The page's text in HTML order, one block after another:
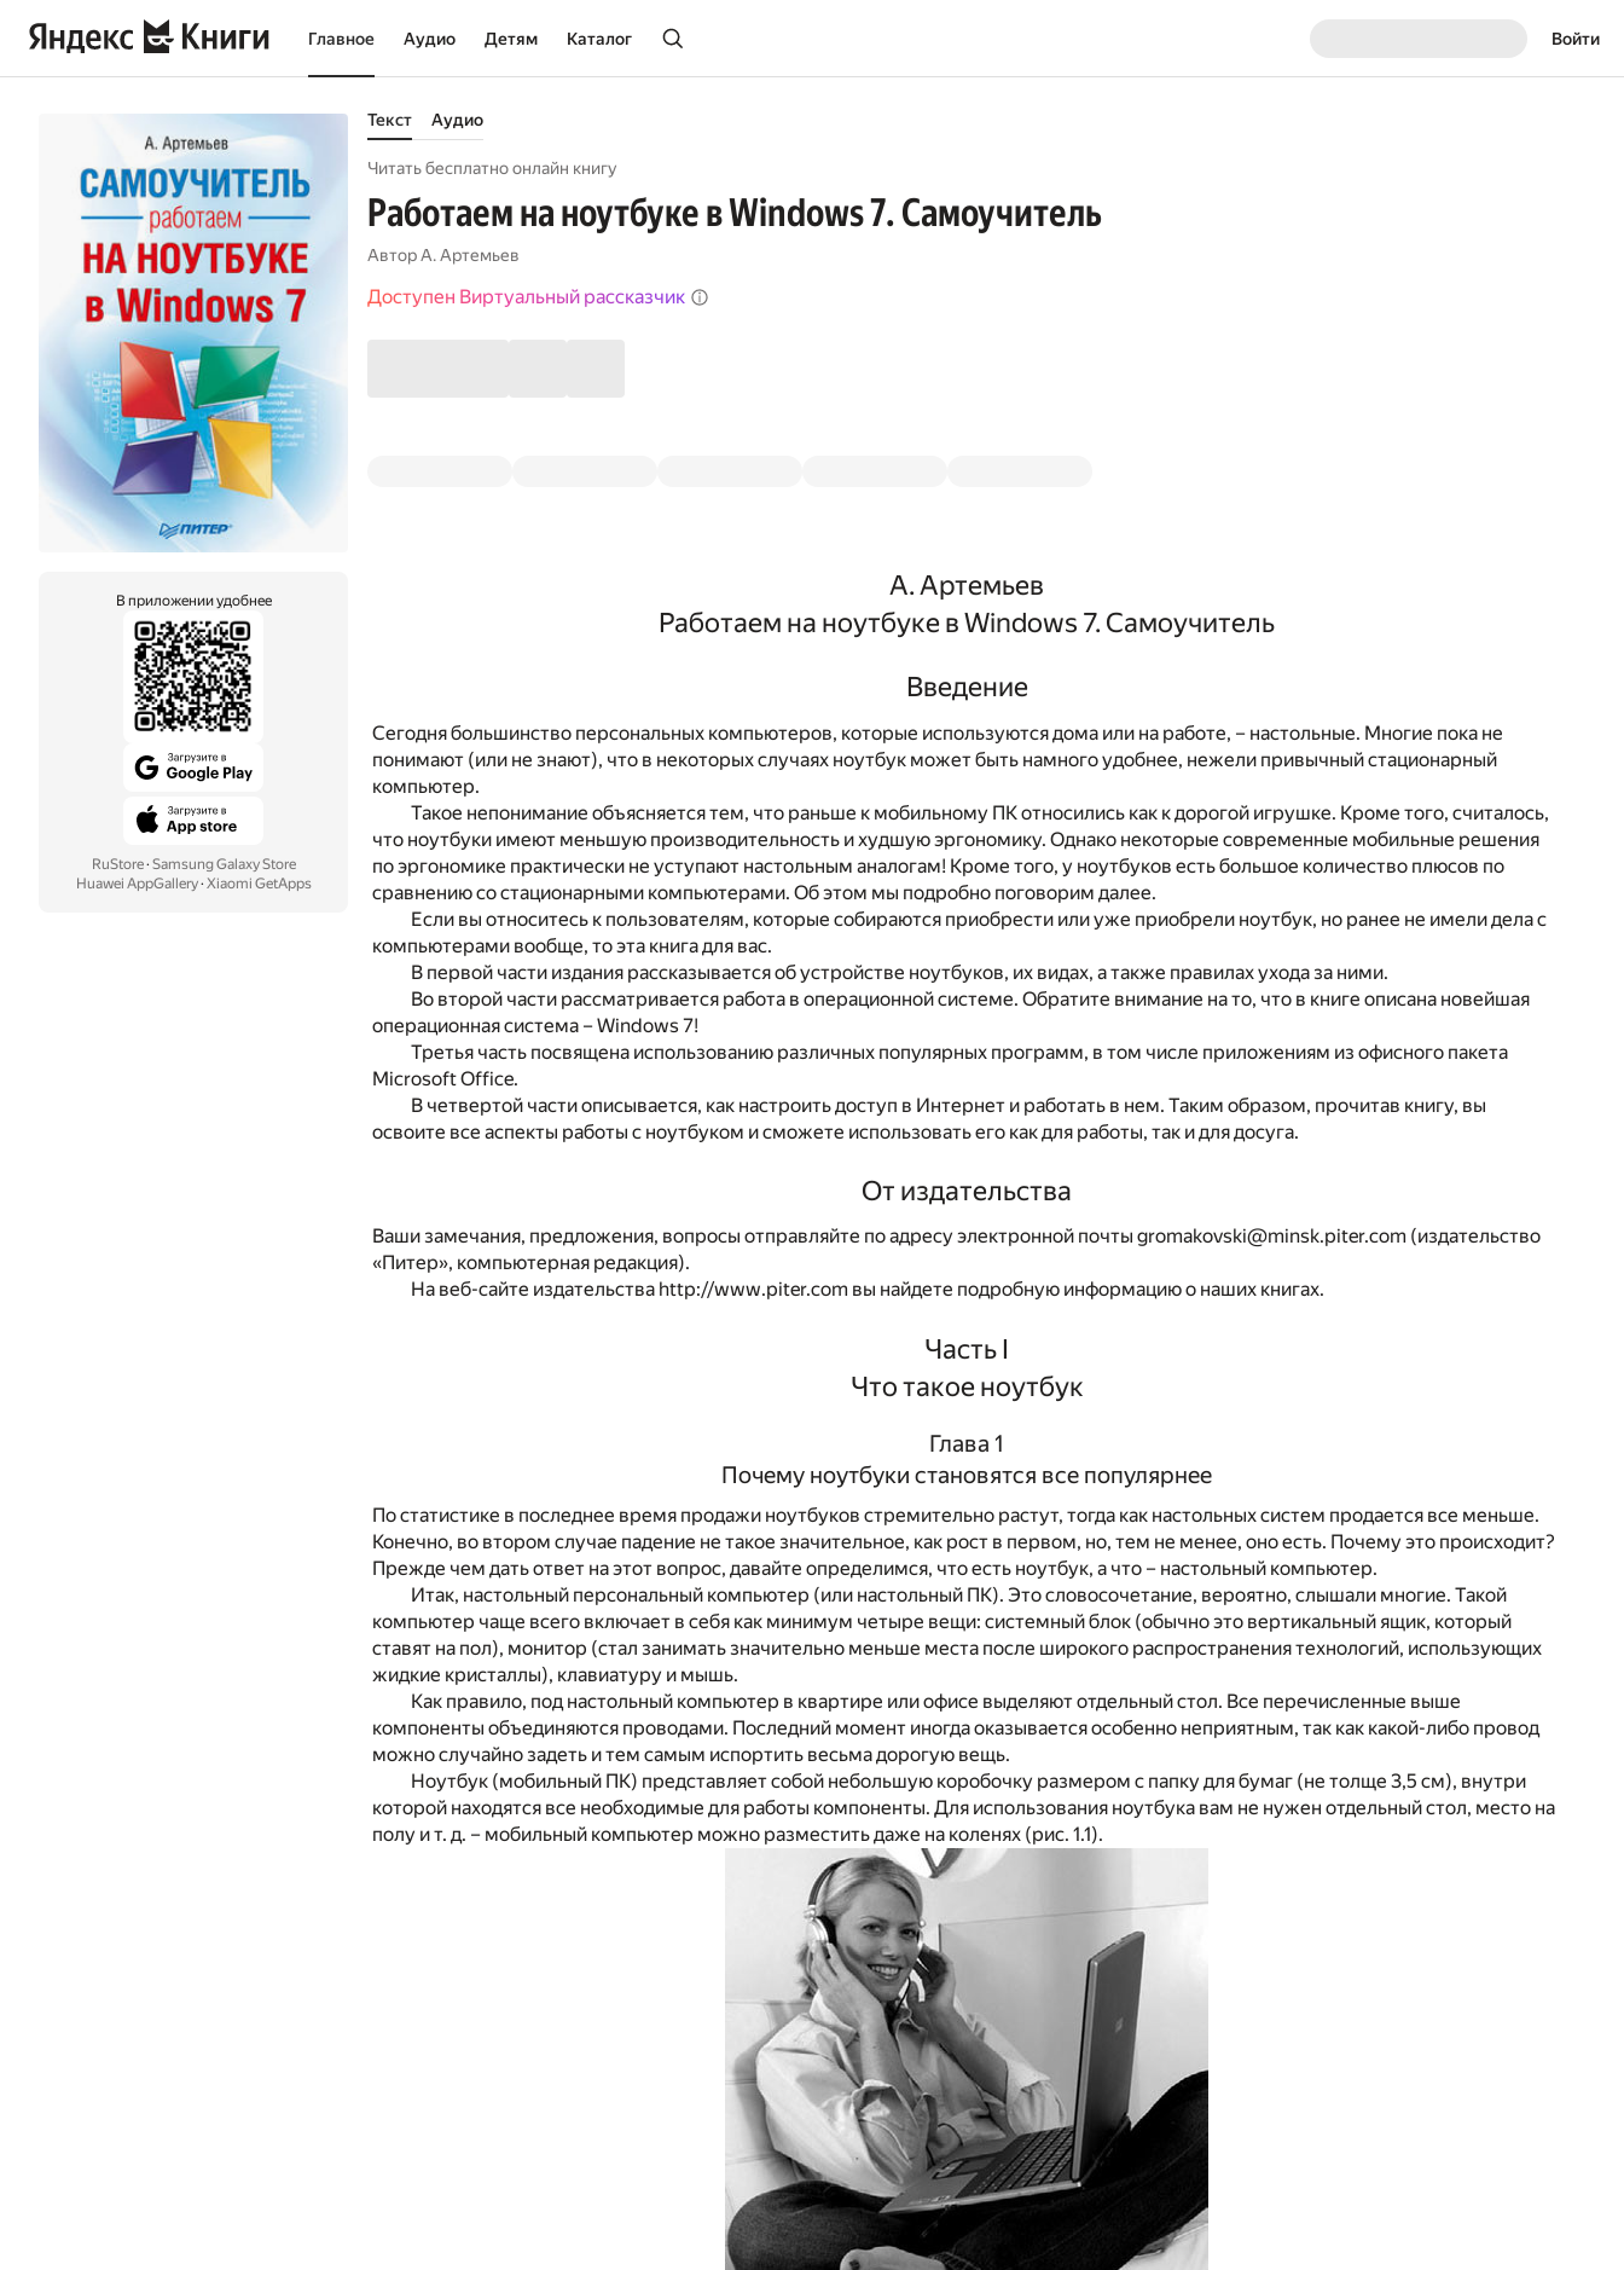
Главное Аудио Детям Каталог Войти
В приложении удобнее
RuStore· Samsung Galaxy Store
Huawei AppGallery· Xiaomi GetApps
Текст Аудио
Читать бесплатно онлайн книгу
Работаем на ноутбуке в Windows 7. Самоучитель
АвторА. Артемьев
Доступен Виртуальный рассказчик
А. Артемьев
Работаем на ноутбуке в Windows 7. Самоучитель
Введение
Сегодня большинство персональных компьютеров, которые используются дома или на работе, – настольные. Многие пока не
понимают (или не знают), что в некоторых случаях ноутбук может быть намного удобнее, нежели привычный стационарный
компьютер.
Такое непонимание объясняется тем, что раньше к мобильному ПК относились как к дорогой игрушке. Кроме того, считалось,
что ноутбуки имеют меньшую производительность и худшую эргономику. Однако некоторые современные мобильные решения
по эргономике практически не уступают настольным аналогам! Кроме того, у ноутбуков есть большое количество плюсов по
сравнению со стационарными компьютерами. Об этом мы подробно поговорим далее.
Если вы относитесь к пользователям, которые собираются приобрести или уже приобрели ноутбук, но ранее не имели дела с
компьютерами вообще, то эта книга для вас.
В первой части издания рассказывается об устройстве ноутбуков, их видах, а также правилах ухода за ними.
Во второй части рассматривается работа в операционной системе. Обратите внимание на то, что в книге описана новейшая
операционная система – Windows 7!
Третья часть посвящена использованию различных популярных программ, в том числе приложениям из офисного пакета
Microsoft Office.
В четвертой части описывается, как настроить доступ в Интернет и работать в нем. Таким образом, прочитав книгу, вы
освоите все аспекты работы с ноутбуком и сможете использовать его как для работы, так и для досуга.
От издательства
Ваши замечания, предложения, вопросы отправляйте по адресу электронной почты gromakovski@minsk.piter.com (издательство
«Питер», компьютерная редакция).
На веб-сайте издательства http://www.piter.com вы найдете подробную информацию о наших книгах.
Часть I
Что такое ноутбук
Глава 1
Почему ноутбуки становятся все популярнее
По статистике в последнее время продажи ноутбуков стремительно растут, тогда как настольных систем продается все меньше.
Конечно, во втором случае падение не такое значительное, как рост в первом, но, тем не менее, оно есть. Почему это происходит?
Прежде чем дать ответ на этот вопрос, давайте определимся, что есть ноутбук, а что – настольный компьютер.
Итак, настольный персональный компьютер (или настольный ПК). Это словосочетание, вероятно, слышали многие. Такой
компьютер чаще всего включает в себя как минимум четыре вещи: системный блок (обычно это вертикальный ящик, который
ставят на пол), монитор (стал занимать значительно меньше места после широкого распространения технологий, использующих
жидкие кристаллы), клавиатуру и мышь.
Как правило, под настольный компьютер в квартире или офисе выделяют отдельный стол. Все перечисленные выше
компоненты объединяются проводами. Последний момент иногда оказывается особенно неприятным, так как какой-либо провод
можно случайно задеть и тем самым испортить весьма дорогую вещь.
Ноутбук (мобильный ПК) представляет собой небольшую коробочку размером с папку для бумаг (не толще 3,5 см), внутри
которой находятся все необходимые для работы компоненты. Для использования ноутбука вам не нужен отдельный стол, место на
полу и т. д. – мобильный компьютер можно разместить даже на коленях (рис. 1.1).